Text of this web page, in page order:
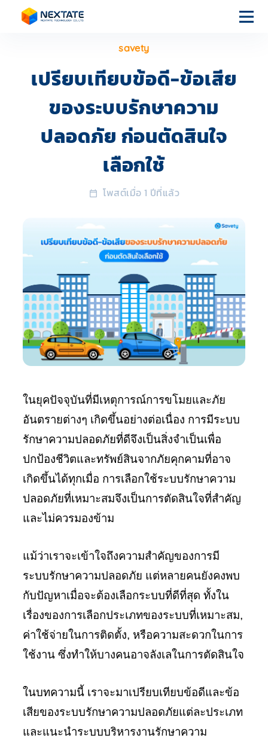
บริการของ
บทความ
savety
เปรียบเทียบข้อดี-ข้อเสีย
ของระบบรักษาความ
ปลอดภัย ก่อนตัดสินใจ
เลือกใช้
โพสต์เมื่อ 1 ปีที่แล้ว
ในยุคปัจจุบันที่มีเหตุการณ์การขโมยและภัย
อันตรายต่างๆ เกิดขึ้นอย่างต่อเนื่อง การมีระบบ
รักษาความปลอดภัยที่ดีจึงเป็นสิ่งจำเป็นเพื่อ
ปกป้องชีวิตและทรัพย์สินจากภัยคุกคามที่อาจ
เกิดขึ้นได้ทุกเมื่อ การเลือกใช้ระบบรักษาความ
ปลอดภัยที่เหมาะสมจึงเป็นการตัดสินใจที่สำคัญ
และไม่ควรมองข้าม
แม้ว่าเราจะเข้าใจถึงความสำคัญของการมี
ระบบรักษาความปลอดภัย แต่หลายคนยังคงพบ
กับปัญหาเมื่อจะต้องเลือกระบบที่ดีที่สุด ทั้งใน
เรื่องของการเลือกประเภทของระบบที่เหมาะสม,
ค่าใช้จ่ายในการติดตั้ง, หรือความสะดวกในการ
ใช้งาน ซึ่งทำให้บางคนอาจลังเลในการตัดสินใจ
ในบทความนี้ เราจะมาเปรียบเทียบข้อดีและข้อ
เสียของระบบรักษาความปลอดภัยแต่ละประเภท
และแนะนำระบบบริหารงานรักษาความ